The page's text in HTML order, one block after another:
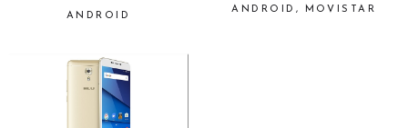
ANDROID
ANDROID , MOVISTAR